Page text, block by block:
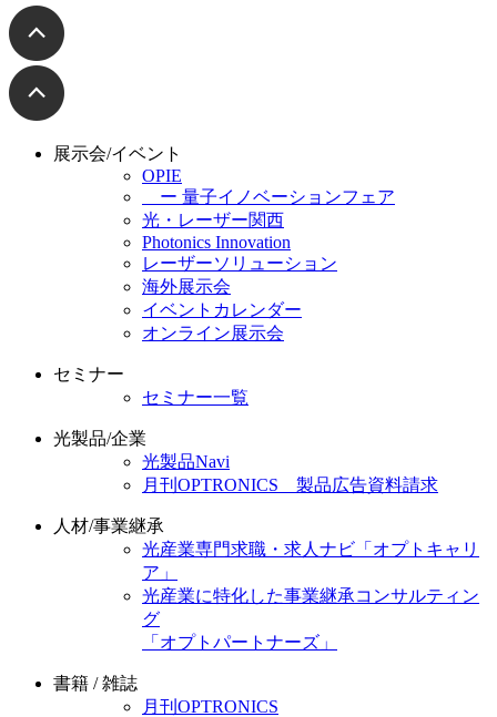
展示会/イベント
OPIE
ー 量子イノベーションフェア
光・レーザー関西
Photonics Innovation
レーザーソリューション
海外展示会
イベントカレンダー
オンライン展示会
セミナー
セミナー一覧
光製品/企業
光製品Navi
月刊OPTRONICS 製品広告資料請求
人材/事業継承
光産業専門求職・求人ナビ「オプトキャリ
ア」
光産業に特化した事業継承コンサルティン
グ
「オプトパートナーズ」
書籍 / 雑誌
月刊OPTRONICS